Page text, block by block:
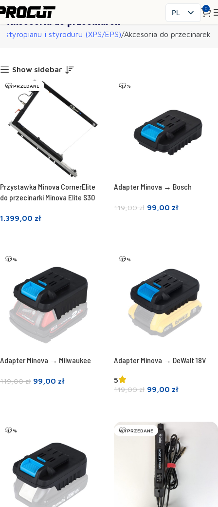
PL
UK
RO
DE
0
Akcesoria do przecinarek
styropianu i styroduru (XPS/EPS) Akcesoria do przecinarek
Show sidebar
WYPRZEDANE
Przystawka Minova CornerElite
do przecinarki Minova Elite S30
1.399,00 zł
-17%
Adapter Minova → Bosch
119,00zł 99,00 zł
-17%
Adapter Minova → Milwaukee
119,00zł 99,00 zł
-17%
Adapter Minova → DeWalt 18V
5
119,00zł 99,00 zł
-17% WYPRZEDANE